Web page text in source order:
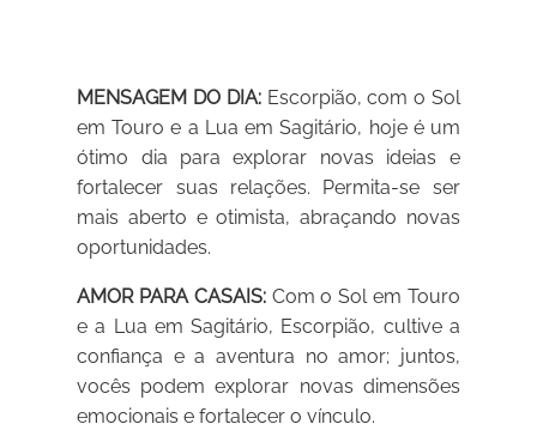
MENSAGEM DO DIA:Escorpião, com o Sol
em Touro e a Lua em Sagitário, hoje é um
ótimo dia para explorar novas ideias e
fortalecer suas relações. Permita-se ser
mais aberto e otimista, abraçando novas
oportunidades.
AMOR PARA CASAIS:Com o Sol em Touro
e a Lua em Sagitário, Escorpião, cultive a
confiança e a aventura no amor; juntos,
vocês podem explorar novas dimensões
emocionais e fortalecer o vínculo.